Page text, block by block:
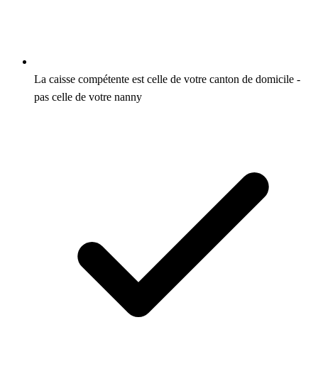
La caisse compétente est celle de votre canton de domicile -
pas celle de votre nanny